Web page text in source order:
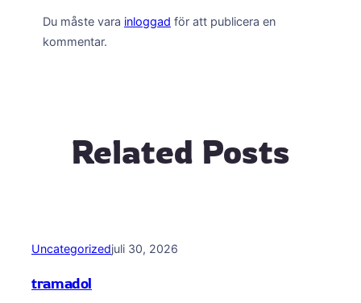
Du måste vara inloggad för att publicera en
kommentar.
Related Posts
Uncategorizedjuli 30, 2026
tramadol